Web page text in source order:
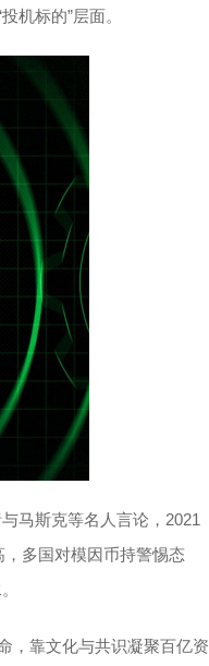
机标的”层面。
马斯克等名人言论，2021
多国对模因币持警惕态
，靠文化与共识凝聚百亿资